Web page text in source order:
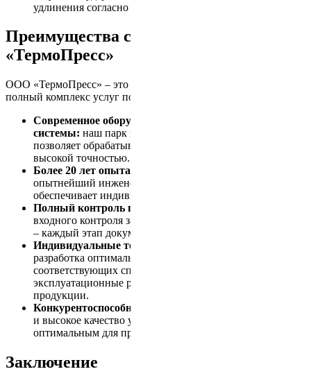
удлинения согласно нормативным документам.
Преимущества сотрудничества с ООО
«ТермоПресс»
ООО «ТермоПресс» – это надёжный партнёр, предлагающий
полный комплекс услуг по термической обработке поковок:
Современное оборудование и автоматизированные
системы: наш парк печей и контрольных систем
позволяет обрабатывать изделия любых размеров с
высокой точностью.
Более 20 лет опыта и квалифицированный персонал:
опытнейший инженерно-технический состав
обеспечивает индивидуальный подход к каждому заказу.
Полный контроль производственного цикла:
входного контроля заготовок до финальных испытаний
– каждый этап документируется и сертифицируется.
Индивидуальные технологические решения:
разработка оптимальных режимов обработки,
соответствующих специфике заказа, позволяет снизить
эксплуатационные риски и обеспечить долговечность
продукции.
Конкурентоспособные цены:
и высокое качество услуг делают наше предложение
оптимальным для предприятий любого масштаба.
Заключение